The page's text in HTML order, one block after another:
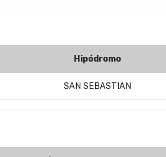
Hipódromo
SAN SEBASTIAN